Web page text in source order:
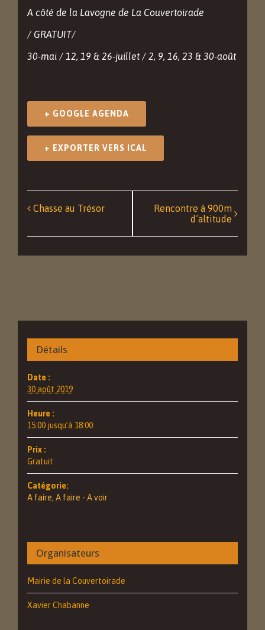
A côté de la Lavogne de La Couvertoirade
/ GRATUIT/
30-mai / 12, 19 & 26-juillet / 2, 9, 16, 23 & 30-août
+ GOOGLE AGENDA
+ EXPORTER VERS ICAL
Navigation
Chasse au Trésor
Rencontre à 900m
d’altitude
Détails
Date :
30 août 2019
Heure :
15:00 jusqu’à 18:00
Prix :
Gratuit
Catégorie:
A faire, A faire - A voir
Organisateurs
Mairie de la Couvertoirade
Xavier Chabanne